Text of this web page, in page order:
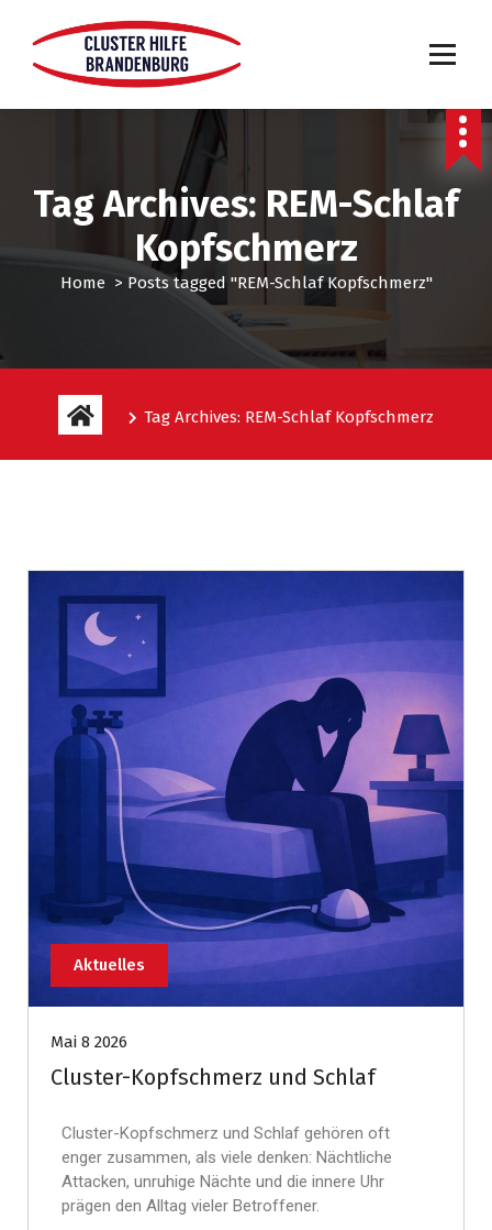
Tag Archives: REM-Schlaf
Kopfschmerz
Home> Posts tagged "REM-Schlaf Kopfschmerz"
Tag Archives: REM-Schlaf Kopfschmerz
Aktuelles
Mai 8 2026
Cluster-Kopfschmerz und Schlaf
Cluster-Kopfschmerz und Schlaf gehören oft
enger zusammen, als viele denken: Nächtliche
Attacken, unruhige Nächte und die innere Uhr
prägen den Alltag vieler Betroffener.